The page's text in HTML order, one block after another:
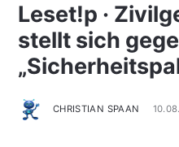
Leset!p ·
stellt sich
CHRISTIAN SPAAN